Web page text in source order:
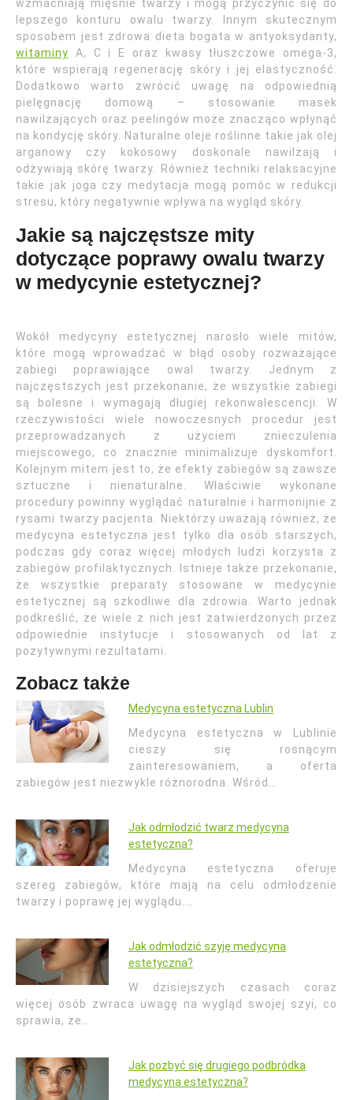
wzmacniają mięśnie twarzy i mogą przyczynić się do
lepszego konturu owalu twarzy. Innym skutecznym
sposobem jest zdrowa dieta bogata w antyoksydanty,
witaminy A, C i E oraz kwasy tłuszczowe omega-3,
które wspierają regenerację skóry i jej elastyczność.
Dodatkowo warto zwrócić uwagę na odpowiednią
pielęgnację domową – stosowanie masek
nawilżających oraz peelingów może znacząco wpłynąć
na kondycję skóry. Naturalne oleje roślinne takie jak olej
arganowy czy kokosowy doskonale nawilżają i
odżywiają skórę twarzy. Również techniki relaksacyjne
takie jak joga czy medytacja mogą pomóc w redukcji
stresu, który negatywnie wpływa na wygląd skóry.
Jakie są najczęstsze mity
dotyczące poprawy owalu twarzy
w medycynie estetycznej?
Wokół medycyny estetycznej narosło wiele mitów,
które mogą wprowadzać w błąd osoby rozważające
zabiegi poprawiające owal twarzy. Jednym z
najczęstszych jest przekonanie, że wszystkie zabiegi
są bolesne i wymagają długiej rekonwalescencji. W
rzeczywistości wiele nowoczesnych procedur jest
przeprowadzanych z użyciem znieczulenia
miejscowego, co znacznie minimalizuje dyskomfort.
Kolejnym mitem jest to, że efekty zabiegów są zawsze
sztuczne i nienaturalne. Właściwie wykonane
procedury powinny wyglądać naturalnie i harmonijnie z
rysami twarzy pacjenta. Niektórzy uważają również, że
medycyna estetyczna jest tylko dla osób starszych,
podczas gdy coraz więcej młodych ludzi korzysta z
zabiegów profilaktycznych. Istnieje także przekonanie,
że wszystkie preparaty stosowane w medycynie
estetycznej są szkodliwe dla zdrowia. Warto jednak
podkreślić, że wiele z nich jest zatwierdzonych przez
odpowiednie instytucje i stosowanych od lat z
pozytywnymi rezultatami.
Zobacz także
Medycyna estetyczna Lublin
Medycyna estetyczna w Lublinie
cieszy się rosnącym
zainteresowaniem, a oferta
zabiegów jest niezwykle różnorodna. Wśród…
Jak odmłodzić twarz medycyna
estetyczna?
Medycyna estetyczna oferuje
szereg zabiegów, które mają na celu odmłodzenie
twarzy i poprawę jej wyglądu.…
Jak odmłodzić szyję medycyna
estetyczna?
W dzisiejszych czasach coraz
więcej osób zwraca uwagę na wygląd swojej szyi, co
sprawia, że…
Jak pozbyć się drugiego podbródka
medycyna estetyczna?